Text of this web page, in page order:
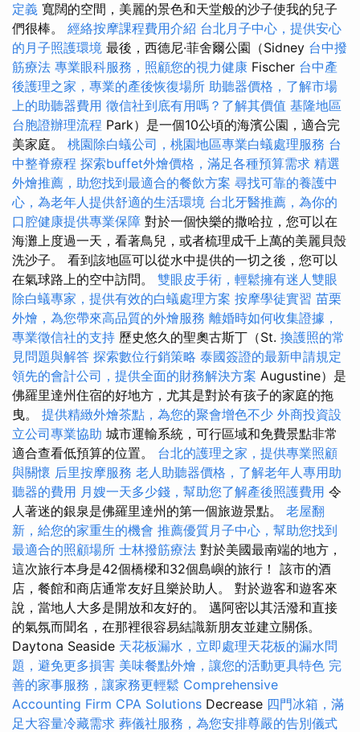
定義 寬闊的空間，美麗的景色和天堂般的沙子使我的兒子
們很棒。 經絡按摩課程費用介紹 台北月子中心，提供安心
的月子照護環境 最後，西德尼·菲舍爾公園（Sidney 台中撥
筋療法 專業眼科服務，照顧您的視力健康 Fischer 台中產
後護理之家，專業的產後恢復場所 助聽器價格，了解市場
上的助聽器費用 徵信社到底有用嗎？了解其價值 基隆地區
台胞證辦理流程 Park）是一個10公頃的海濱公園，適合完
美家庭。 桃園除白蟻公司，桃園地區專業白蟻處理服務 台
中整脊療程 探索buffet外燴價格，滿足各種預算需求 精選
外燴推薦，助您找到最適合的餐飲方案 尋找可靠的養護中
心，為老年人提供舒適的生活環境 台北牙醫推薦，為你的
口腔健康提供專業保障 對於一個快樂的撒哈拉，您可以在
海灘上度過一天，看著鳥兒，或者梳理成千上萬的美麗貝殼
洗沙子。 看到該地區可以從水中提供的一切之後，您可以
在氣球路上的空中訪問。 雙眼皮手術，輕鬆擁有迷人雙眼
除白蟻專家，提供有效的白蟻處理方案 按摩學徒實習 苗栗
外燴，為您帶來高品質的外燴服務 離婚時如何收集證據，
專業徵信社的支持 歷史悠久的聖奧古斯丁（St. 換護照的常
見問題與解答 探索數位行銷策略 泰國簽證的最新申請規定
領先的會計公司，提供全面的財務解決方案 Augustine）是
佛羅里達州住宿的好地方，尤其是對於有孩子的家庭的拖
曳。 提供精緻外燴茶點，為您的聚會增色不少 外商投資設
立公司專業協助 城市運輸系統，可行區域和免費景點非常
適合查看低預算的位置。 台北的護理之家，提供專業照顧
與關懷 后里按摩服務 老人助聽器價格，了解老年人專用助
聽器的費用 月嫂一天多少錢，幫助您了解產後照護費用 令
人著迷的銀泉是佛羅里達州的第一個旅遊景點。 老屋翻
新，給您的家重生的機會 推薦優質月子中心，幫助您找到
最適合的照顧場所 士林撥筋療法 對於美國最南端的地方，
這次旅行本身是42個橋樑和32個島嶼的旅行！ 該市的酒
店，餐館和商店通常友好且樂於助人。 對於遊客和遊客來
說，當地人大多是開放和友好的。 邁阿密以其活潑和直接
的氣氛而聞名，在那裡很容易結識新朋友並建立關係。
Daytona Seaside 天花板漏水，立即處理天花板的漏水問
題，避免更多損害 美味餐點外燴，讓您的活動更具特色 完
善的家事服務，讓家務更輕鬆 Comprehensive
Accounting Firm CPA Solutions Decrease 四門冰箱，滿
足大容量冷藏需求 葬儀社服務，為您安排尊嚴的告別儀式